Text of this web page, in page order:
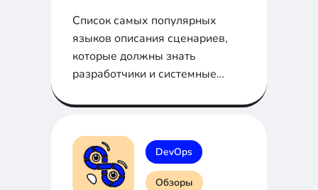
Список самых популярных
языков описания сценариев,
которые должны знать
разработчики и системные
DevOps
Обзоры